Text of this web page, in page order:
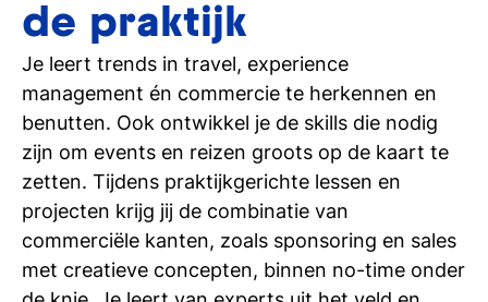
de praktijk
Je leert trends in travel, experience
management én commercie te herkennen en
benutten. Ook ontwikkel je de skills die nodig
zijn om events en reizen groots op de kaart te
zetten. Tijdens praktijkgerichte lessen en
projecten krijg jij de combinatie van
commerciële kanten, zoals sponsoring en sales
met creatieve concepten, binnen no-time onder